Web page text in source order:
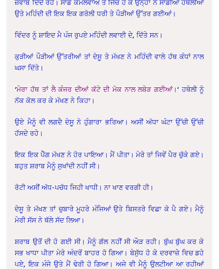
ਜ਼ਵਾਬ ਦਿੰਦੇ ਰਹੇ। ਸਾਡੇ ਕਮਲਵਾਅ ਤੇ ਜਿੱਚ ਹੋ ਕੇ ਉਨ੍ਹਾਂ ਨੇ ਸਾਡੀਆਂ ਹਥੇਲੀਆਂ
ਉਤੇ ਮਹਿੰਦੀ ਦੀ ਇਕ ਇਕ ਗਰੋਲੀ ਧਰੀ ਤੇ ਪੌੜੀਆਂ ਉੱਤਰ ਗਈਆਂ।
ਵਿੰਦਰ ਨੂੰ ਸ਼ਾਇਦ ਮੈ ਪੰਜ ਰੁਪਏ ਮਹਿੰਦੀ ਲਵਾਈ ਦੇ, ਦਿੱਤੇ ਸਨ।
ਕੁੜੀਆਂ ਪੌੜੀਆਂ ਉੱਤਰੀਆਂ ਤਾਂ ਦੇਸੂ ਤੇ ਮੱਖਣ ਨੇ ਮਹਿੰਦੀ ਵਾਲੇ ਹੱਥ ਕੰਧਾਂ ਨਾਲ
ਘਸਾ ਦਿੱਤੇ।
‘ਮੇਰਾ ਹੱਥ ਤਾਂ ਲੈ ਕੰਜਰ ਦੀਆਂ ਕੱਟੇ ਦੀ ਮੋਕ ਨਾਲ ਲਬੇੜ ਗਈਆਂ।‘ ਹਥੇਲੀ ਨੂੰ
ਨੱਕ ਕੋਲ ਕਰ ਕੇ ਮੱਖਣ ਨੇ ਕਿਹਾ।
ਉਏ ਮੈਨੂੰ ਵੀ ਲਗਦੈ ਦੇਸੂ ਨੇ ਹੁੰਗਾਰਾ ਭਰਿਆ। ਅਸੀਂ ਅੱਧਾ ਘੰਟਾ ਉੱਚੀ ਉੱਚੀ
ਹੱਸਦੇ ਰਹੇ।
ਇਕ ਇਕ ਪੈੱਗ ਮੱਖਣ ਨੇ ਹੋਰ ਪਾਇਆ। ਮੈਂ ਪੀਤਾ। ਮੇਰੇ ਤਾਂ ਜਿਵੇਂ ਪੈਰ ਚੁੱਕੇ ਗਏ।
ਬਹੁਤ ਸ਼ਰਾਬ ਮੈਨੂੰ ਸੁਖਾਂਦੀ ਨਹੀਂ ਸੀ।
ਰੋਟੀ ਅਸੀਂ ਅੱਧ-ਪਚੱਧ ਜਿਹੀ ਖਾਧੀ। ਨਾ ਖਾਣ ਵਰਗੀ ਹੀ।
ਦੇਸੂ ਤੇ ਮੱਖਣ ਤਾਂ ਚੁਬਾਰੇ ਮੂਹਰੇ ਮੰਜਿਆਂ ਉਤੇ ਬਿਸਤਰੇ ਵਿਛਾ ਕੇ ਪੈ ਗਏ। ਮੈਨੂੰ
ਮੇਰੀ ਸੱਸ ਨੇ ਥੱਲੇ ਸੱਦ ਲਿਆ।
ਸ਼ਰਾਬ ਉਤੋਂ ਦੀ ਹੋ ਗਈ ਸੀ। ਮੈਨੂੰ ਗੱਲ ਨਹੀਂ ਸੀ ਔੜ ਰਹੀ। ਬੁੱਘ ਬੁੱਘ ਕਰ ਕੇ
ਸਭ ਖਾਧਾ ਪੀਤਾ ਮੇਰੇ ਅੰਦਰੋਂ ਬਾਹਰ ਹੋ ਗਿਆ। ਬੇਸੁੱਧ ਹੋ ਕੇ ਦਰਵਾਜ਼ੇ ਵਿਚ ਡਹੇ
ਪਏ, ਇਕ ਮੰਜੇ ਉਤੇ ਮੈਂ ਢੇਰੀ ਹੋ ਗਿਆ। ਅਜੇ ਵੀ ਮੈਨੂੰ ਉਲਟੀਆ ਆ ਰਹੀਆਂ